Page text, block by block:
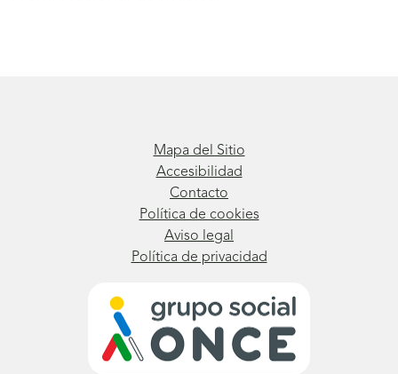
Mapa del Sitio
Accesibilidad
Contacto
Política de cookies
Aviso legal
Política de privacidad